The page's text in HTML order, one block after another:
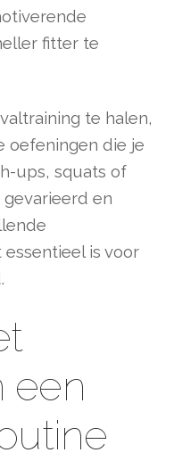
fitter te
te halen,
oefeningen die je
ups, squats of
en
is voor
een